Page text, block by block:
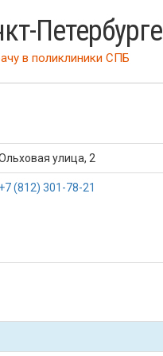
Петербурге
в поликлиники СПБ
улица, 2
+7 (812) 301-78-21